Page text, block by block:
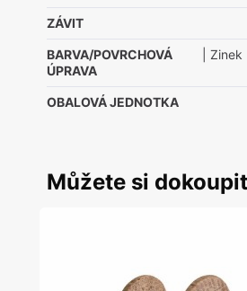
ZÁVIT
BARVA/POVRCHOVÁ
ÚPRAVA
| Zinek
OBALOVÁ JEDNOTKA
Můžete si dokoupit